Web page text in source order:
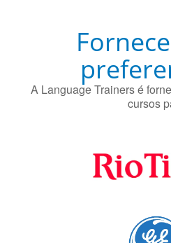
A Language Trainers é
cursos